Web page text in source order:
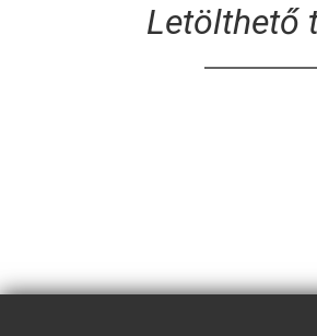
Letölthető